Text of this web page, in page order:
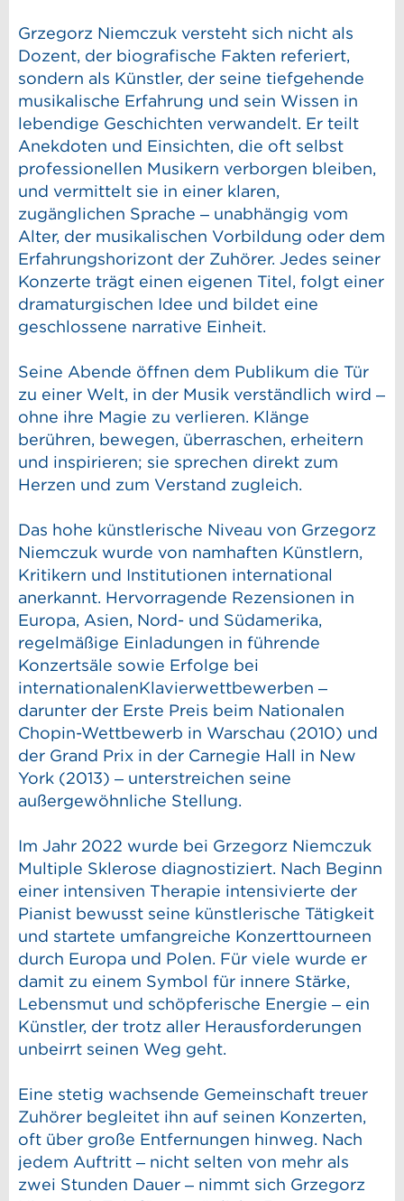
Grzegorz Niemczuk versteht sich nicht als
Dozent, der biografische Fakten referiert,
sondern als Künstler, der seine tiefgehende
musikalische Erfahrung und sein Wissen in
lebendige Geschichten verwandelt. Er teilt
Anekdoten und Einsichten, die oft selbst
professionellen Musikern verborgen bleiben,
und vermittelt sie in einer klaren,
zugänglichen Sprache – unabhängig vom
Alter, der musikalischen Vorbildung oder dem
Erfahrungshorizont der Zuhörer. Jedes seiner
Konzerte trägt einen eigenen Titel, folgt einer
dramaturgischen Idee und bildet eine
geschlossene narrative Einheit.
Seine Abende öffnen dem Publikum die Tür
zu einer Welt, in der Musik verständlich wird –
ohne ihre Magie zu verlieren. Klänge
berühren, bewegen, überraschen, erheitern
und inspirieren; sie sprechen direkt zum
Herzen und zum Verstand zugleich.
Das hohe künstlerische Niveau von Grzegorz
Niemczuk wurde von namhaften Künstlern,
Kritikern und Institutionen international
anerkannt. Hervorragende Rezensionen in
Europa, Asien, Nord- und Südamerika,
regelmäßige Einladungen in führende
Konzertsäle sowie Erfolge bei
internationalenKlavierwettbewerben –
darunter der Erste Preis beim Nationalen
Chopin-Wettbewerb in Warschau (2010) und
der Grand Prix in der Carnegie Hall in New
York (2013) – unterstreichen seine
außergewöhnliche Stellung.
Im Jahr 2022 wurde bei Grzegorz Niemczuk
Multiple Sklerose diagnostiziert. Nach Beginn
einer intensiven Therapie intensivierte der
Pianist bewusst seine künstlerische Tätigkeit
und startete umfangreiche Konzerttourneen
durch Europa und Polen. Für viele wurde er
damit zu einem Symbol für innere Stärke,
Lebensmut und schöpferische Energie – ein
Künstler, der trotz aller Herausforderungen
unbeirrt seinen Weg geht.
Eine stetig wachsende Gemeinschaft treuer
Zuhörer begleitet ihn auf seinen Konzerten,
oft über große Entfernungen hinweg. Nach
jedem Auftritt – nicht selten von mehr als
zwei Stunden Dauer – nimmt sich Grzegorz